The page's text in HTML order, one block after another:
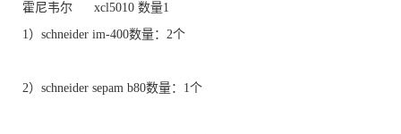
霍尼韦尔 xcl5010 数量1
1）schneider im-400数量：2个
2）schneider sepam b80数量：1个